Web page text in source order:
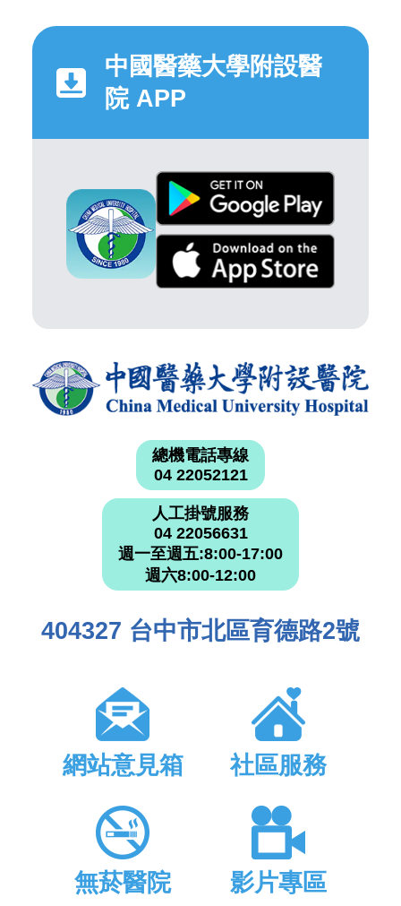
中國醫藥大學附設醫
院 APP
總機電話專線
04 22052121
人工掛號服務
04 22056631
週一至週五:8:00-17:00
週六8:00-12:00
404327 台中市北區育德路2號
網站意見箱 社區服務
無菸醫院 影片專區